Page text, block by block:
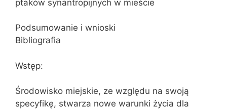
ptaków synantropijnych w mieście
Podsumowanie i wnioski
Bibliografia
Wstęp:
Środowisko miejskie, ze względu na swoją
specyfikę, stwarza nowe warunki życia dla